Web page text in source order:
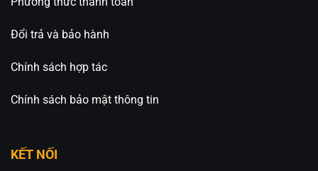
Đổi trả và bảo hành
Chính sách hợp tác
Chính sách bảo mật thông tin
KẾT NỐI